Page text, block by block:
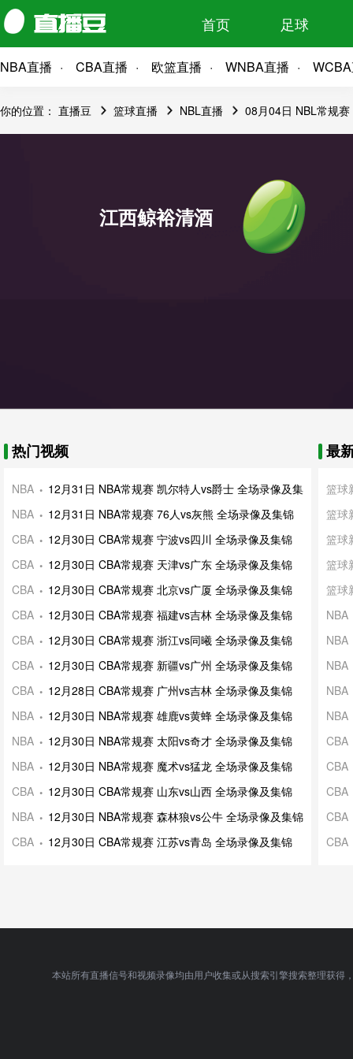
首页 足球
NBA直播 CBA直播 欧篮直播 WNBA直播
你的位置： 直播豆 篮球直播 NBL直播 08月04日 NBL常规
江西鲸裕清酒
热门视频
NBA
12月31日 NBA常规赛 凯尔特人vs爵士 全场录像及集锦
NBA
12月31日 NBA常规赛 76人vs灰熊 全场录像及集锦
CBA
12月30日 CBA常规赛 宁波vs四川 全场录像及集锦
CBA
12月30日 CBA常规赛 天津vs广东 全场录像及集锦
CBA
12月30日 CBA常规赛 北京vs广厦 全场录像及集锦
CBA
12月30日 CBA常规赛 福建vs吉林 全场录像及集锦
CBA
12月30日 CBA常规赛 浙江vs同曦 全场录像及集锦
CBA
12月30日 CBA常规赛 新疆vs广州 全场录像及集锦
CBA
12月28日 CBA常规赛 广州vs吉林 全场录像及集锦
NBA
12月30日 NBA常规赛 雄鹿vs黄蜂 全场录像及集锦
NBA
12月30日 NBA常规赛 太阳vs奇才 全场录像及集锦
NBA
12月30日 NBA常规赛 魔术vs猛龙 全场录像及集锦
CBA
12月30日 CBA常规赛 山东vs山西 全场录像及集锦
NBA
12月30日 NBA常规赛 森林狼vs公牛 全场录像及集锦
CBA
12月30日 CBA常规赛 江苏vs青岛 全场录像及集锦
最
篮球
篮球
篮球
篮球
篮球
NBA
NBA
NBA
NBA
NBA
CBA
CBA
CBA
CBA
CBA
本站所有直播信号和视频录像均由用户收集或从搜索引擎搜索整理获